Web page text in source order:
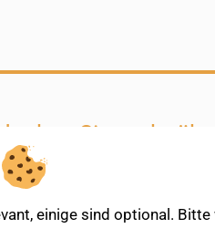
Sie mehr
einige sind optional.